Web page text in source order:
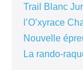
Trail Blanc
l’O’xyrace
Nouvelle
La rando-